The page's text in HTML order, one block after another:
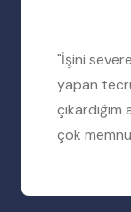
"İşini
yapan
çok